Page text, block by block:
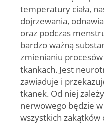
temperatury ciała,
dojrzewania,
oraz podczas
bardzo ważną
zmienianiu
tkankach. Jest
zawiaduje i
tkanek. Od niej
nerwowego będzie
wszystkich zakątków